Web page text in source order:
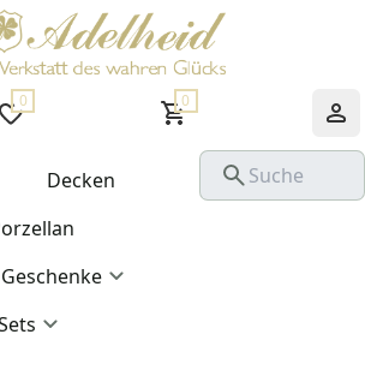
0 0
Decken
Geschenke